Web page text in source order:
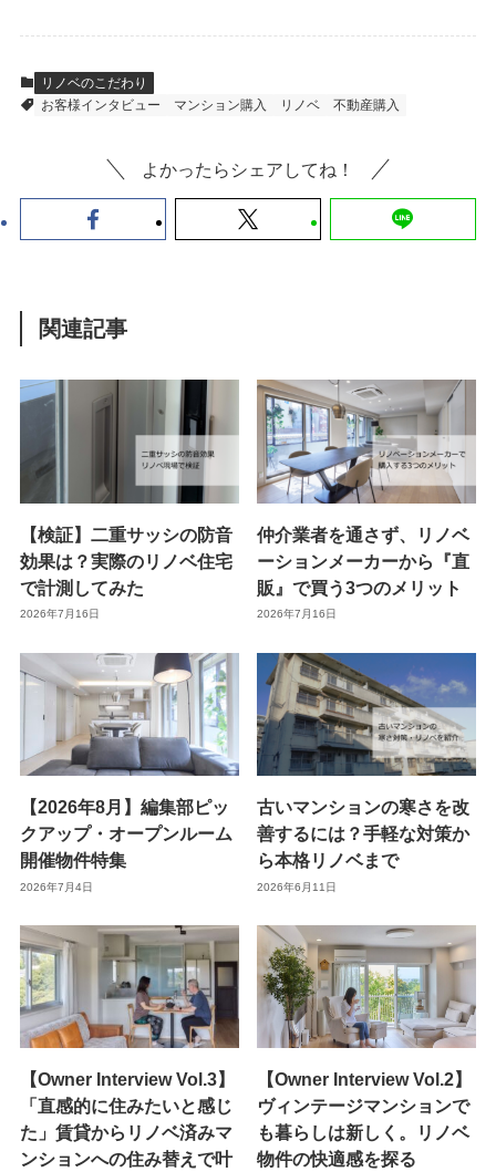
リノベのこだわり
お客様インタビュー
マンション購入 リノベ 不動産購入
よかったらシェアしてね！
関連記事
【検証】二重サッシの防音
効果は？実際のリノベ住宅
で計測してみた
2026年7月16日
仲介業者を通さず、リノベ
ーションメーカーから『直
販』で買う3つのメリット
2026年7月16日
【2026年8月】編集部ピッ
クアップ・オープンルーム
開催物件特集
2026年7月4日
古いマンションの寒さを改
善するには？手軽な対策か
ら本格リノベまで
2026年6月11日
【Owner Interview Vol.3】
「直感的に住みたいと感じ
た」賃貸からリノベ済みマ
ンションへの住み替えで叶
【Owner Interview Vol.2】
ヴィンテージマンションで
も暮らしは新しく。リノベ
物件の快適感を探る